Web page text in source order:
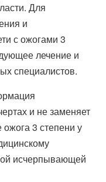
Для
и
с ожогами 3
лечение и
специалистов.
и не заменяет
3 степени у
исчерпывающей